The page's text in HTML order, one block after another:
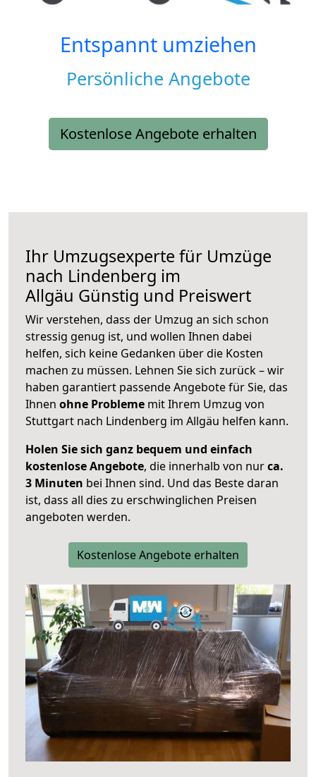
Entspannt umziehen
Persönliche Angebote
Kostenlose Angebote erhalten
Ihr Umzugsexperte für Umzüge
nach Lindenberg im
Allgäu Günstig und Preiswert
Wir verstehen, dass der Umzug an sich schon
stressig genug ist, und wollen Ihnen dabei
helfen, sich keine Gedanken über die Kosten
machen zu müssen. Lehnen Sie sich zurück – wir
haben garantiert passende Angebote für Sie, das
Ihnen ohne Probleme mit Ihrem Umzug von
Stuttgart nach Lindenberg im Allgäu helfen kann.
Holen Sie sich ganz bequem und einfach
kostenlose Angebote, die innerhalb von nurca.
3 Minuten bei Ihnen sind. Und das Beste daran
ist, dass all dies zu erschwinglichen Preisen
angeboten werden.
Kostenlose Angebote erhalten